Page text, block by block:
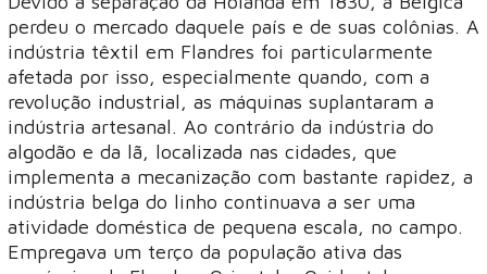
perdeu o mercado daquele país e de suas colônias. A
indústria têxtil em Flandres foi particularmente
afetada por isso, especialmente quando, com a
revolução industrial, as máquinas suplantaram a
indústria artesanal. Ao contrário da indústria do
algodão e da lã, localizada nas cidades, que
implementa a mecanização com bastante rapidez, a
indústria belga do linho continuava a ser uma
atividade doméstica de pequena escala, no campo.
Empregava um terço da população ativa das